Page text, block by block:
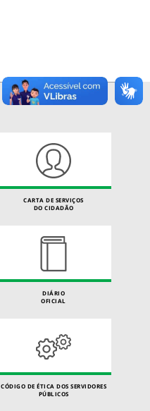
CARTA DE SERVIÇOS
DO CIDADÃO
DIÁRIO
OFICIAL
CÓDIGO DE ÉTICA DOS SERVIDORES
PÚBLICOS